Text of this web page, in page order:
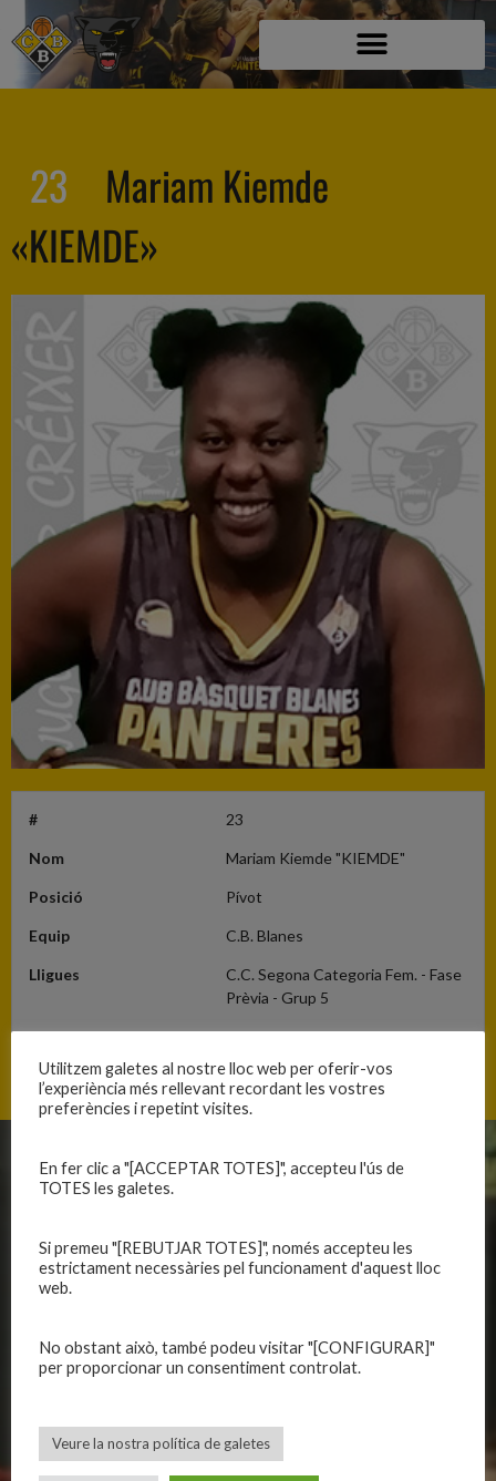
23
Mariam Kiemde
«KIEMDE»
# 23
Nom Mariam Kiemde "KIEMDE"
Posició Pívot
Equip C.B. Blanes
Lligues
C.C. Segona Categoria Fem. - Fase
Prèvia - Grup 5
Temporades 2021-2022
CLUB
Organització
Publicacions
Política de galetes
EQUIPS
Primer equip femení
Equips masculins
Escola
CALENDARIS INFORMACIONS
Utilitzem galetes al nostre lloc web per oferir-vos
l’experiència més rellevant recordant les vostres
preferències i repetint visites.
En fer clic a "[ACCEPTAR TOTES]", accepteu l'ús de
TOTES les galetes.
Si premeu "[REBUTJAR TOTES]", només accepteu les
estrictament necessàries pel funcionament d'aquest lloc
web.
No obstant això, també podeu visitar "[CONFIGURAR]"
per proporcionar un consentiment controlat.
Veure la nostra política de galetes